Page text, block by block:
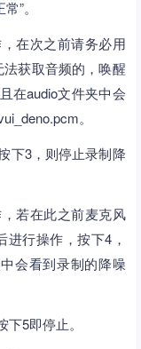
”。
在次之前请务必用
法获取音频的，唤醒
在audio文件夹中会
。
下3，则停止录制降
若在此之前麦克风
行操作，按下4，
会看到录制的降噪
5即停止。